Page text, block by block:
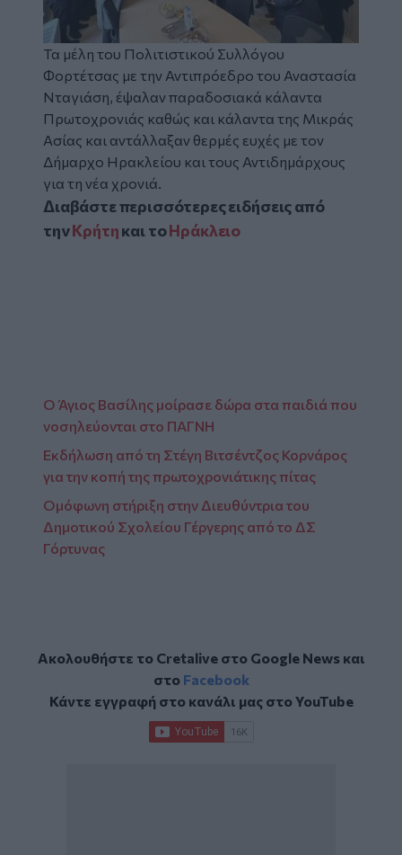
Τα μέλη του Πολιτιστικού Συλλόγου
Φορτέτσας με την Αντιπρόεδρο του Αναστασία
Νταγιάση, έψαλαν παραδοσιακά κάλαντα
Πρωτοχρονιάς καθώς και κάλαντα της Μικράς
Ασίας και αντάλλαξαν θερμές ευχές με τον
Δήμαρχο Ηρακλείου και τους Αντιδημάρχους
για τη νέα χρονιά.
Διαβάστε περισσότερες ειδήσεις από
τηνΚρήτηκαι τοΗράκλειο
Ο Άγιος Βασίλης μοίρασε δώρα στα παιδιά που
νοσηλεύονται στο ΠΑΓΝΗ
Εκδήλωση από τη Στέγη Βιτσέντζος Κορνάρος
για την κοπή της πρωτοχρονιάτικης πίτας
Ομόφωνη στήριξη στην Διευθύντρια του
Δημοτικού Σχολείου Γέργερης από το ΔΣ
Γόρτυνας
Ακολουθήστε το Cretalive στο Google Newsκαι
στο Facebook
Κάντε εγγραφή στο κανάλι μας στοYouTube